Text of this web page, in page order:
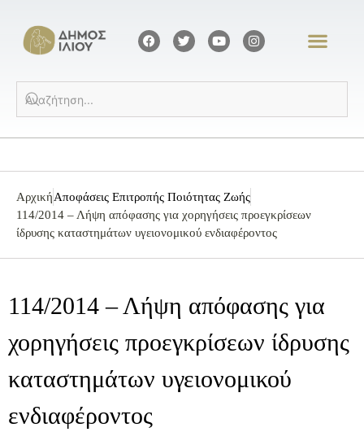
ΑρχικήΑποφάσεις Επιτροπής Ποιότητας Ζωής
114/2014 – Λήψη απόφασης για χορηγήσεις προεγκρίσεων
ίδρυσης καταστημάτων υγειονομικού ενδιαφέροντος
114/2014 – Λήψη απόφασης για
χορηγήσεις προεγκρίσεων ίδρυσης
καταστημάτων υγειονομικού
ενδιαφέροντος